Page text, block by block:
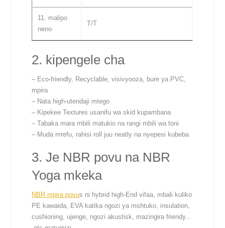
11. malipo
neno
T/T
2. kipengele cha
– Eco-friendly, Recyclable, visivyooza, bure ya PVC,
mpira
– Nata high-utendaji mtego
– Kipekee Textures usanifu wa skid kupambana
– Tabaka mara mbili matukio na rangi mbili wa toni
– Muda mrefu, rahisi roll juu neatly na nyepesi kubeba
3. Je NBR povu na NBR
Yoga mkeka
NBR mpira povus ni hybrid high-End vifaa, mbali kuliko
PE kawaida, EVA katika ngozi ya mshtuko, insulation,
cushioning, ujenge, ngozi akustisk, mazingira friendy...